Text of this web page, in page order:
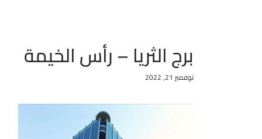
برج الثريا – رأس الخيمة
نوفمبر 21, 2022